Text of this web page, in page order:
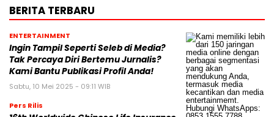
BERITA TERBARU
ENTERTAINMENT
Ingin Tampil Seperti Seleb di Media?
Tak Percaya Diri Bertemu Jurnalis?
Kami Bantu Publikasi Profil Anda!
Sabtu, 10 Mei 2025 - 09:11 WIB
Pers Rilis